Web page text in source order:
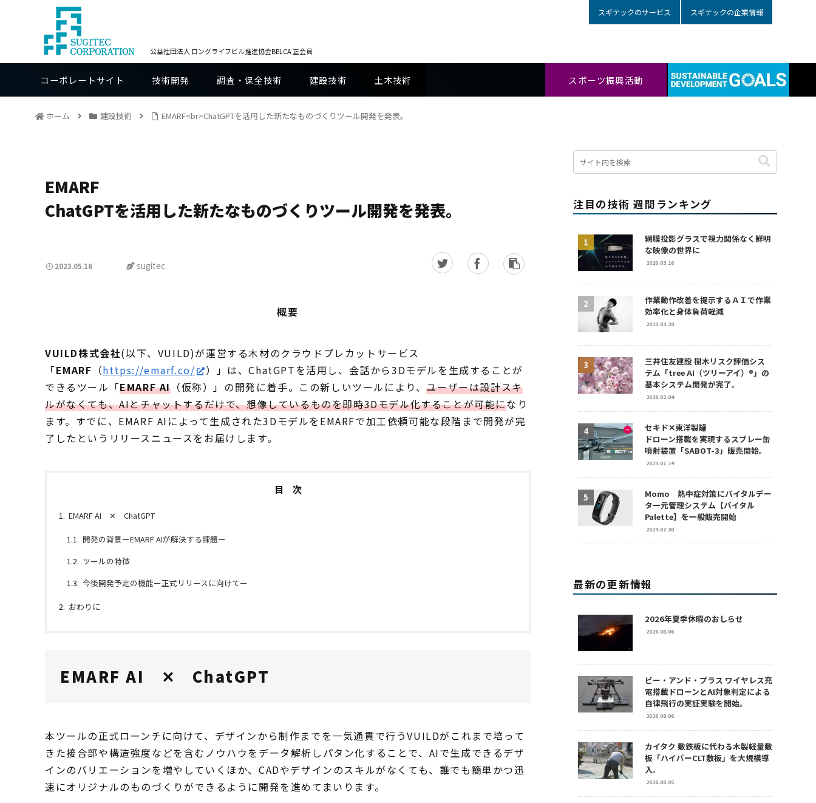
公益社団法人 ロングライフビル推進協会BELCA 正会員
スギテックのサービス スギテックの企業情報
コーポレートサイト 技術開発 調査・保全技術 建設技術 土木技術 スポーツ振興活動
ホーム 建設技術 EMARF<br>ChatGPTを活用した新たなものづくりツール開発を発表。
EMARF
ChatGPTを活用した新たなものづくりツール開発を発表。
2023.05.16 sugitec
概要
VUILD株式会社(以下、VUILD)が運営する木材のクラウドプレカットサービス
「EMARF （https://emarf.co/
）」は、ChatGPTを活用し、会話から3Dモデルを生成することが
できるツール「EMARF AI （仮称）」の開発に着手。この新しいツールにより、ユーザーは設計スキ
ルがなくても、AIとチャットするだけで、想像しているものを即時3Dモデル化することが可能になり
ます。すでに、EMARF AIによって生成された3DモデルをEMARFで加工依頼可能な段階まで開発が完
了したというリリースニュースをお届けします。
目 次
EMARF AI ✕ ChatGPT
開発の背景ーEMARF AIが解決する課題ー
ツールの特徴
今後開発予定の機能ー正式リリースに向けてー
おわりに
EMARF AI ✕ ChatGPT
本ツールの正式ローンチに向けて、デザインから制作までを一気通貫で行うVUILDがこれまで培って
きた接合部や構造強度などを含むノウハウをデータ解析しパタン化することで、AIで生成できるデザ
インのバリエーションを増やしていくほか、CADやデザインのスキルがなくても、誰でも簡単かつ迅
速にオリジナルのものづくりができるように開発を進めてまいります。
注目の技術 週間ランキング
網膜投影グラスで視力関係なく鮮明
な映像の世界に
2020.03.16
作業動作改善を提示するＡＩで作業
効率化と身体負荷軽減
2019.03.28
三井住友建設 樹木リスク評価シス
テム「tree AI（ツリーアイ）®」の
基本システム開発が完了。
2026.02.04
セキド✕東洋製罐
ドローン搭載を実現するスプレー缶
噴射装置「SABOT-3」販売開始。
2023.07.14
Momo 熱中症対策にバイタルデー
タ一元管理システム【バイタル
Palette】を一般販売開始
2024.07.30
最新の更新情報
2026年夏季休暇のおしらせ
2026.08.06
ビー・アンド・プラス ワイヤレス充
電搭載ドローンとAI対象判定による
自律飛行の実証実験を開始。
2026.08.06
カイタク 敷鉄板に代わる木製軽量敷
板「ハイパーCLT敷板」を大規模導
入。
2026.08.05